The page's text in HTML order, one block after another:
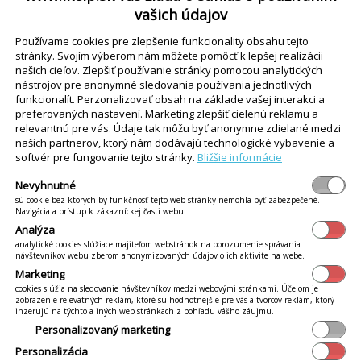
Okrem toho môžete efektívne – automaticky
za opakované nákupy alebo pripravovať
. A ako bonus dokážete veľmi jednoducho
kupónov k narodeninám či pri iných
výnimočnosti. Udržať si stálych zákazníkov a
systémom hračka.
vašich údajov
Používame cookies pre zlepšenie funkcionality obsahu tejto
stránky. Svojím výberom nám môžete pomôcť k lepšej realizácii
našich cieľov. Zlepšiť používanie stránky pomocou analytických
nástrojov pre anonymné sledovania používania jednotlivých
funkcionalít. Perzonalizovať obsah na základe vašej interakci a
preferovaných nastavení. Marketing zlepšiť cielenú reklamu a
relevantnú pre vás. Údaje tak môžu byť anonymne zdielané medzi
našich partnerov, ktorý nám dodávajú technologické vybavenie a
softvér pre fungovanie tejto stránky. Bližšie informácie
Nevyhnutné
sú cookie bez ktorých by funkčnosť tejto web stránky nemohla byť zabezpečené.
Navigácia a prístup k zákazníckej časti webu.
Analýza
analytické cookies slúžiace majiteľom webstránok na porozumenie správania
návštevníkov webu zberom anonymizovaných údajov o ich aktivite na webe.
Marketing
cookies slúžia na sledovanie návštevníkov medzi webovými stránkami. Účelom je
zobrazenie relevatných reklám, ktoré sú hodnotnejšie pre vás a tvorcov reklám, ktorý
inzerujú na týchto a iných web stránkach z pohľadu vášho záujmu.
Personalizovaný marketing
Personalizácia